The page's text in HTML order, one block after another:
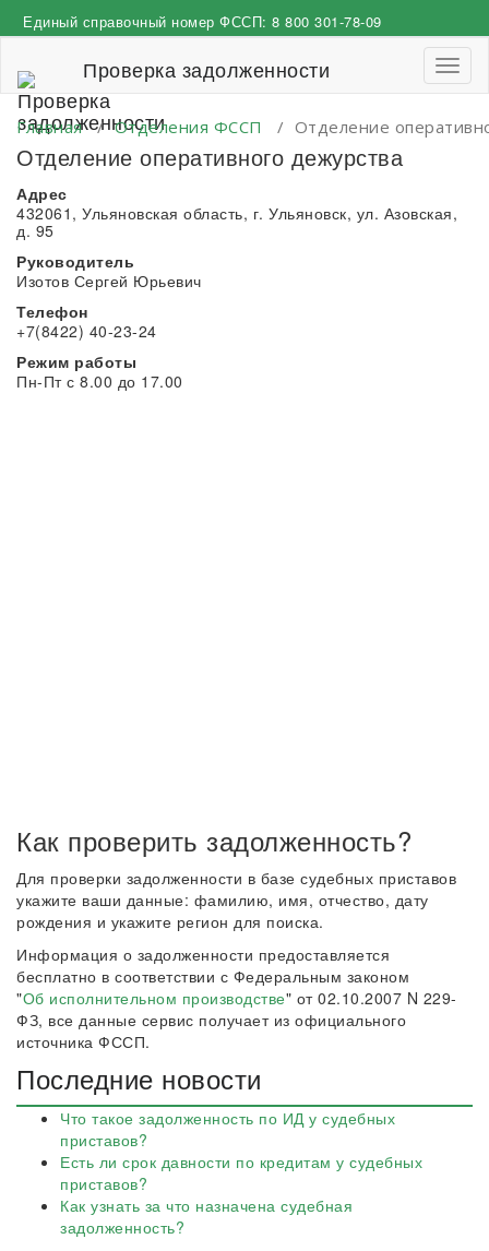
к
Единый справочный номер ФССП: 8 800 301-78-09
Проверка задолженности
Главная/Отделения ФССП / Отделение
Отделение оперативного дежурства
Адрес
432061, Ульяновская область, г. Ульяновск, ул. Азовская,
д. 95
Руководитель
Изотов Сергей Юрьевич
Телефон
+7(8422) 40-23-24
Режим работы
Пн-Пт с 8.00 до 17.00
Как проверить задолженность?
Для проверки задолженности в базе судебных приставов
укажите ваши данные: фамилию, имя, отчество, дату
рождения и укажите регион для поиска.
Информация о задолженности предоставляется
бесплатно в соответствии с Федеральным законом
"Об исполнительном производстве" от 02.10.2007 N 229-
ФЗ, все данные сервис получает из официального
источника ФССП.
Последние новости
Что такое задолженность по ИД у судебных
приставов?
Есть ли срок давности по кредитам у судебных
приставов?
Как узнать за что назначена судебная
задолженность?